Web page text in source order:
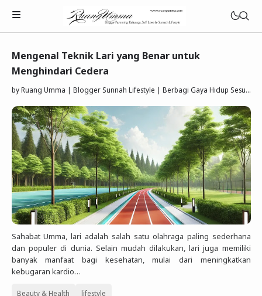
Parenting Islami
Rumah Tangga Muslimah
Lifestyle Keluarga Sunnah
Refleksi Muslimah
Review & Rekomendasi
Mengenal Teknik Lari yang Benar untuk
Menghindari Cedera
byRuang Umma | Blogger Sunnah Lifestyle | Berbagi Gaya Hidup Sesuai Quran Sunnah
Sahabat Umma, lari adalah salah satu olahraga paling sederhana
dan populer di dunia. Selain mudah dilakukan, lari juga memiliki
banyak manfaat bagi kesehatan, mulai dari meningkatkan
kebugaran kardio…
Beauty & Health lifestyle